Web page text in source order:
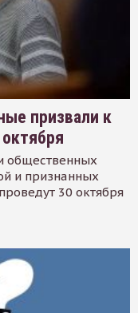
призвали к
общественных
и признанных
30 октября